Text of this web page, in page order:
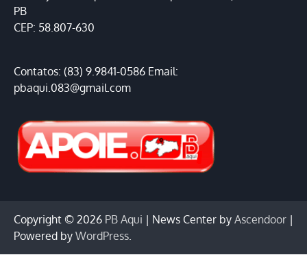
PB
CEP: 58.807-630
Contatos: (83) 9.9841-0586 Email:
pbaqui.083@gmail.com
Copyright © 2026 PB Aqui | News Center by Ascendoor |
Powered by WordPress